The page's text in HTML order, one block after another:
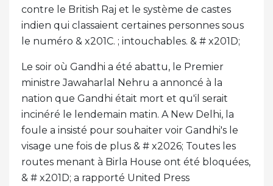
contre le British Raj et le système de castes
indien qui classaient certaines personnes sous
le numéro & x201C. ; intouchables. & # x201D;
Le soir où Gandhi a été abattu, le Premier
ministre Jawaharlal Nehru a annoncé à la
nation que Gandhi était mort et qu'il serait
incinéré le lendemain matin. A New Delhi, la
foule a insisté pour souhaiter voir Gandhi's le
visage une fois de plus & # x2026; Toutes les
routes menant à Birla House ont été bloquées,
& # x201D; a rapporté United Press